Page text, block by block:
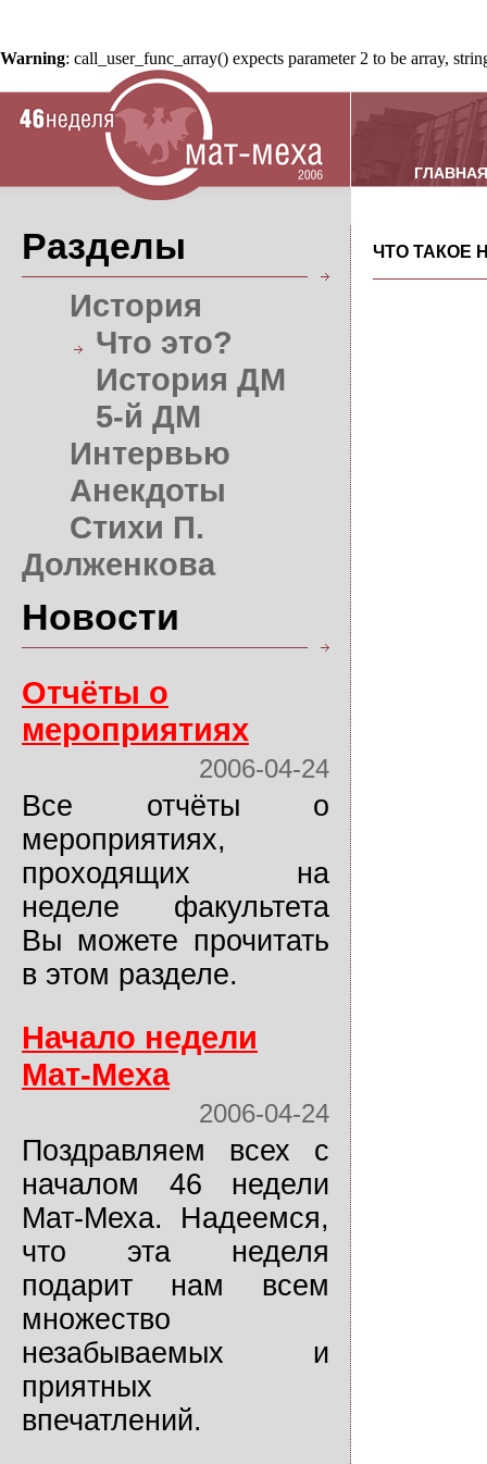
Warning: call_user_func_array() expects parameter 2 to be array,
ГЛАВНАЯ
Разделы
История
Что это?
История ДМ
5-й ДМ
Интервью
Анекдоты
Стихи П.
Долженкова
Новости
Отчёты о
мероприятиях
2006-04-24
Все отчёты о
мероприятиях,
проходящих на
неделе факультета
Вы можете прочитать
в этом разделе.
Начало недели
Мат-Меха
2006-04-24
Поздравляем всех с
началом 46 недели
Мат-Меха. Надеемся,
что эта неделя
подарит нам всем
множество
незабываемых и
приятных
впечатлений.
ЧТО ТАКОЕ